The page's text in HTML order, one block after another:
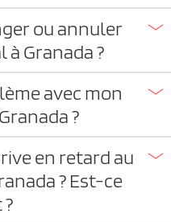
ou annuler
à Granada ?
avec mon
?
en retard au
? Est-ce